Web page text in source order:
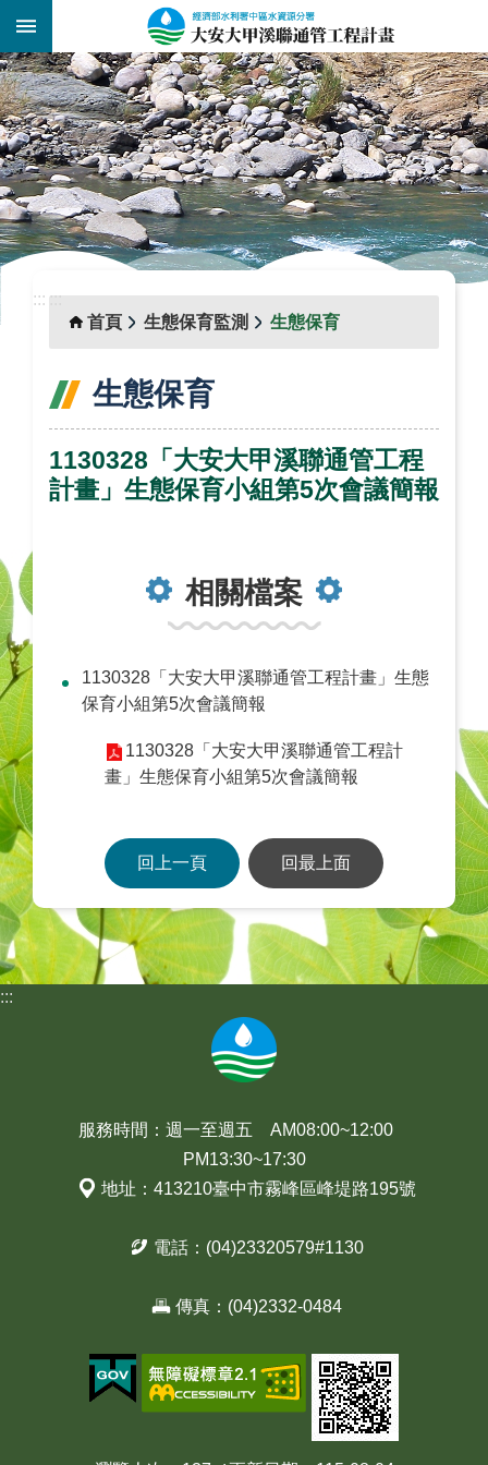
跳到主要內容區塊
::: _
::: :::
首頁
生態保育監測 生態保育
生態保育
1130328「大安大甲溪聯通管工程
計畫」生態保育小組第5次會議簡報
相關檔案
1130328「大安大甲溪聯通管工程計畫」生態
保育小組第5次會議簡報
1130328「大安大甲溪聯通管工程計
畫」生態保育小組第5次會議簡報
回上一頁 回最上面
:::
服務時間：週一至週五 AM08:00~12:00
PM13:30~17:30
地址：413210臺中市霧峰區峰堤路195號
電話：(04)23320579#1130
傳真：(04)2332-0484